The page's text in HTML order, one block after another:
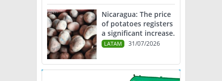
Nicaragua: The price
of potatoes registers
a significant increase.
LATAM 31/07/2026